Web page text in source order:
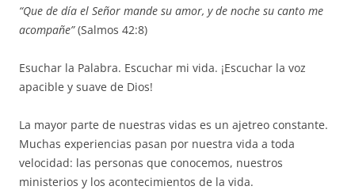
“Que de día el Señor mande su amor, y de noche su canto me
acompañe”(Salmos 42:8)
Esuchar la Palabra. Escuchar mi vida. ¡Escuchar la voz
apacible y suave de Dios!
La mayor parte de nuestras vidas es un ajetreo constante.
Muchas experiencias pasan por nuestra vida a toda
velocidad: las personas que conocemos, nuestros
ministerios y los acontecimientos de la vida.